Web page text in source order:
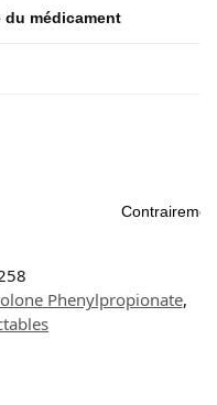
du médicament
Phenylpropionate,